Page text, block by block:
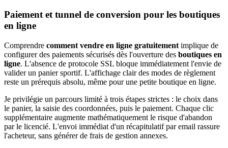
Paiement et tunnel de conversion pour les boutiques
en ligne
Comprendre comment vendre en ligne gratuitement implique de
configurer des paiements sécurisés dès l'ouverture des boutiques en
ligne. L'absence de protocole SSL bloque immédiatement l'envie de
valider un panier sportif. L'affichage clair des modes de règlement
reste un prérequis absolu, même pour une petite boutique en ligne.
Je privilégie un parcours limité à trois étapes strictes : le choix dans
le panier, la saisie des coordonnées, puis le paiement. Chaque clic
supplémentaire augmente mathématiquement le risque d'abandon
par le licencié. L'envoi immédiat d'un récapitulatif par email rassure
l'acheteur, sans générer de frais de gestion annexes.